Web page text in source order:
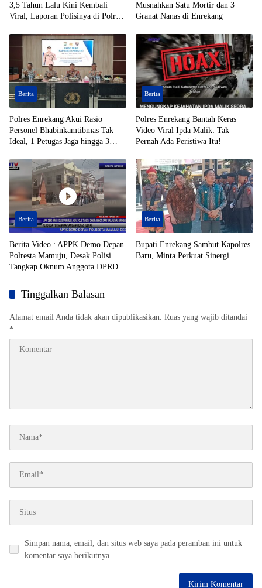
3,5 Tahun Lalu Kini Kembali
Viral, Laporan Polisinya di Polres
Musnahkan Satu Mortir dan 3
Granat Nanas di Enrekang
Berita
Polres Enrekang Akui Rasio
Personel Bhabinkamtibmas Tak
Ideal, 1 Petugas Jaga hingga 3
Berita
Polres Enrekang Bantah Keras
Video Viral Ipda Malik: Tak
Pernah Ada Peristiwa Itu!
Berita
Berita Video : APPK Demo Depan
Polresta Mamuju, Desak Polisi
Tangkap Oknum Anggota DPRD
Tersangka Tambang Emas Ilegal
Berita
Bupati Enrekang Sambut Kapolres
Baru, Minta Perkuat Sinergi
Tinggalkan Balasan
Alamat email Anda tidak akan dipublikasikan. Ruas yang wajib ditandai
*
Simpan nama, email, dan situs web saya pada peramban ini untuk
komentar saya berikutnya.